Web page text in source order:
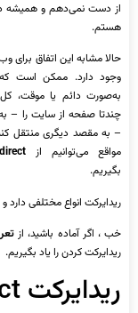
از دست نمی‌دهم و همیشه
هستم.
حالا مشابه این اتفاق
وجود دارد. ممکن است
به‌صورت دائم یا موقت، کل
چندتا صفحه از سایت را –
– به مقصد دیگری منتقل
مواقع می‌توانیم از
بگیریم.
ریدایرکت انواع مختلفی
خب ، اگر آماده باشید، از
ریدایرکت کردن را یاد بگیریم.
ریدایرکت Redirect چیست؟